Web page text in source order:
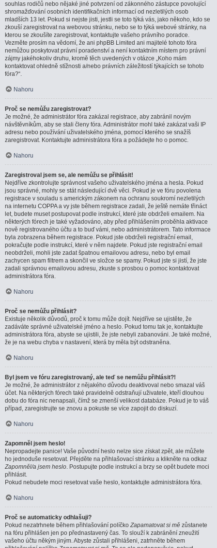
souhlas rodičů nebo nějaké jiné potvrzení od zákonného zástupce povolující
shromažďování osobních identifikačních informací od nezletilých osob
mladších 13 let. Pokud si nejste jisti, jestli se toto týká vás, jako někoho, kdo se
zkouší zaregistrovat na webovou stránku, nebo se to týká webové stránky, na
kterou se zkoušíte zaregistrovat, kontaktujte vašeho právního poradce.
Vezměte prosím na vědomí, že ani phpBB Limited ani majitelé tohoto fóra
nemůžou poskytovat právní poradenství a není kontaktním místem pro právní
zájmy jakéhokoliv druhu, kromě těch uvedených v otázce „Koho mám
kontaktovat ohledně stížnosti a/nebo právních záležitostí týkajících se tohoto
fóra?“.
Nahoru
Proč se nemůžu zaregistrovat?
Je možné, že administrátor fóra zakázal registrace, aby zabránil novým
návštěvníkům, aby se stali členy fóra. Administrátor mohl také zakázat vaši IP
adresu nebo používání uživatelského jména, pomocí kterého se snažíš
zaregistrovat. Kontaktujte administrátora fóra a požádejte ho o pomoc.
Nahoru
Zaregistroval jsem se, ale nemůžu se přihlásit!
Nejdříve zkontrolujte správnost vašeho uživatelského jména a hesla. Pokud
jsou správné, mohly se stát následující dvě věci. Pokud je ve fóru povolena
registrace v souladu s americkým zákonem na ochranu soukromí nezletilých
na internetu COPPA a vy jste během registrace zadali, že ještě nemáte třináct
let, budete muset postupovat podle instrukcí, které jste obdrželi emailem. Na
některých fórech je také vyžadováno, aby před přihlášením proběhla aktivace
nově registrovaného účtu a to buď vámi, nebo administrátorem. Tato informace
byla zobrazena během registrace. Pokud jste obdrželi registrační email,
pokračujte podle instrukcí, které v něm najdete. Pokud jste registrační email
neobdrželi, mohli jste zadat špatnou emailovou adresu, nebo byl email
zachycen spam filtrem a skončil ve složce se spamy. Pokud jste si jistí, že jste
zadali správnou emailovou adresu, zkuste s prosbou o pomoc kontaktovat
administrátora fóra.
Nahoru
Proč se nemůžu přihlásit?
Existuje několik důvodů, proč k tomu může dojít. Nejdříve se ujistěte, že
zadáváte správné uživatelské jméno a heslo. Pokud tomu tak je, kontaktujte
administrátora fóra, abyste se ujistili, že jste nebyli zabanováni. Je také možné,
že je na webu chyba v nastavení, která by měla být odstraněna.
Nahoru
Byl jsem ve fóru zaregistrovaný, ale teď se nemůžu přihlásit?!
Je možné, že administrátor z nějakého důvodu deaktivoval nebo smazal váš
účet. Na některých fórech také pravidelně odstraňují uživatele, kteří dlouhou
dobu do fóra nic nenapsali, čímž se zmenší velikost databáze. Pokud je to váš
případ, zaregistrujte se znovu a pokuste se více zapojit do diskuzí.
Nahoru
Zapomněl jsem heslo!
Nepropadejte panice! Vaše původní heslo nelze sice získat zpět, ale můžete
ho jednoduše resetovat. Přejděte na přihlašovací stránku a klikněte na odkaz
Zapomněl/a jsem heslo. Postupujte podle instrukcí a brzy se opět budete moci
přihlásit.
Pokud nebudete moci resetovat vaše heslo, kontaktujte administrátora fóra.
Nahoru
Proč se automaticky odhlašuji?
Pokud nezatrhnete během přihlašování políčkoZapamatovat si mě zůstanete
na fóru přihlášen jen po přednastavený čas. To slouží k zabránění zneužití
vašeho účtu někým jiným. Abyste zůstali přihlášeni, zatrhněte během